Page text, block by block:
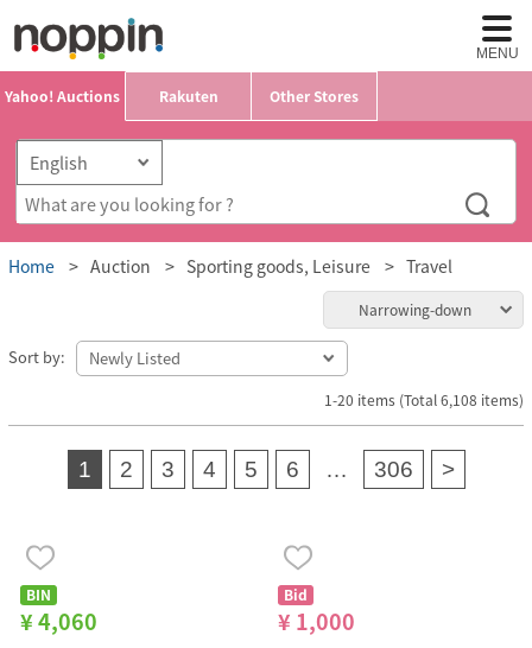
MENU
Yahoo! Auctions Rakuten Other Stores
Home Auction Sporting goods, Leisure Travel
Narrowing-down
Sort by:
1-20 items (Total 6,108 items)
1 2 3 4 5 6 … 306 >
BIN
¥ 4,060
Bid
¥ 1,000